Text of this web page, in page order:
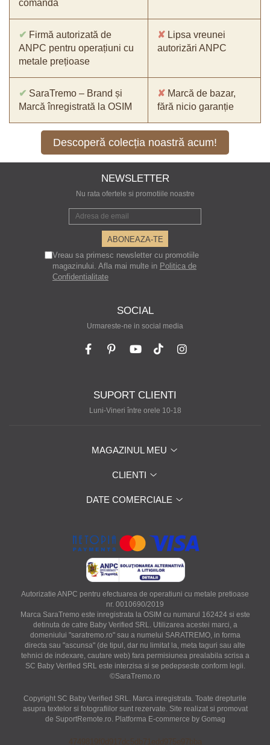
comandă
✔ Firmă autorizată de
ANPC pentru operațiuni cu
metale prețioase
✘ Lipsa vreunei
autorizări ANPC
✔ SaraTremo – Brand și
Marcă înregistrată la OSIM
✘ Marcă de bazar,
fără nicio garanție
Descoperă colecția noastră acum!
NEWSLETTER
Nu rata ofertele si promotiile noastre
Vreau sa primesc newsletter cu promotiile
magazinului. Afla mai multe in Politica de
Confidentialitate
SOCIAL
Urmareste-ne in social media
SUPORT CLIENTI
Luni-Vineri între orele 10-18
MAGAZINUL MEU
CLIENTI
DATE COMERCIALE
Autorizatie ANPC pentru efectuarea de operatiuni cu metale pretioase
nr. 0010690/2019
Marca SaraTremo este inregistrata la OSIM cu numarul 162424 si este
detinuta de catre Baby Verified SRL. Utilizarea acestei marci, a
domeniului "saratremo.ro" sau a numelui SARATREMO, in forma
directa sau "ascunsa" (de tipul, dar nu limitat la, meta taguri sau alte
tehnici de indexare, cautare web) fara permisiunea prealabila scrisa a
SC Baby Verified SRL este interzisa si se pedepseste conform legii.
©SaraTremo.ro
Copyright SC Baby Verified SRL. Marca inregistrata. Toate drepturile
asupra textelor si fotografiilor sunt rezervate. Site realizat si promovat
de SuportRemote.ro. Platforma E-commerce by Gomag
4749819f0d917dc5db71edd975e97bba